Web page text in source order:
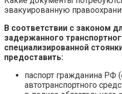
эвакуированную
В соответствии с законом
задержанного
специализированной
предоставить:
паспорт гражданина РФ
автотранспортного